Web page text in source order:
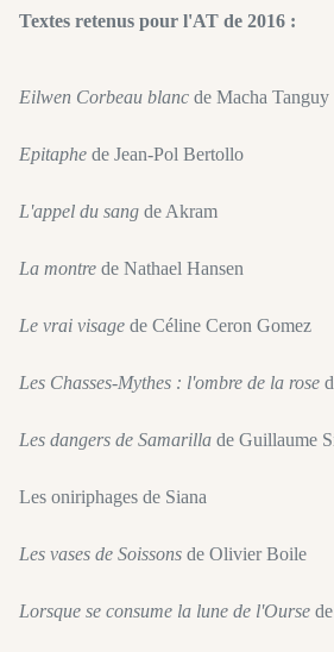
Textes retenus pour l'AT de 2016 :
Eilwen Corbeau blanc de Macha Tanguy
Epitaphe de Jean-Pol Bertollo
L'appel du sang de Akram
La montre de Nathael Hansen
Le vrai visage de Céline Ceron Gomez
Les Chasses-Mythes : l'ombre de la rose
Les dangers de Samarilla de Guillaume
Les oniriphages de Siana
Les vases de Soissons de Olivier Boile
Lorsque se consume la lune de l'Ourse